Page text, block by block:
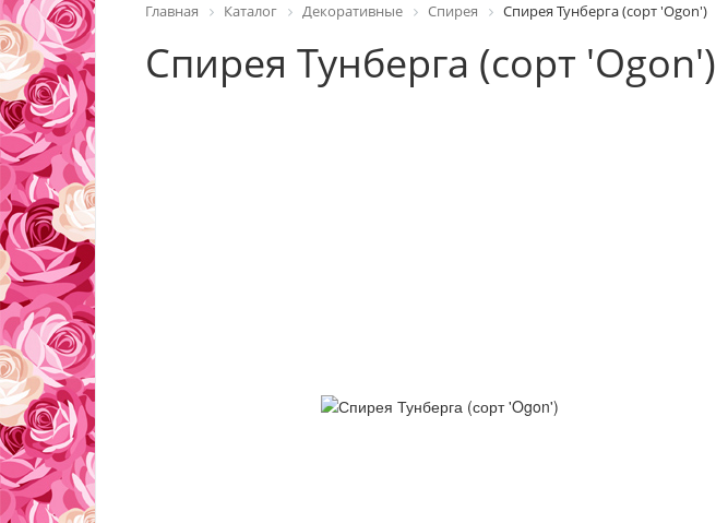
Главная Каталог Декоративные Спирея Спирея Тунберга (сорт 'Ogon')
Спирея Тунберга (сорт 'Ogon')